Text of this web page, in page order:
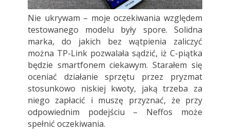
Nie ukrywam – moje oczekiwania względem
testowanego modelu były spore. Solidna
marka, do jakich bez wątpienia zaliczyć
można TP-Link pozwalała sądzić, iż C-piątka
będzie smartfonem ciekawym. Starałem się
oceniać działanie sprzętu przez pryzmat
stosunkowo niskiej kwoty, jaką trzeba za
niego zapłacić i muszę przyznać, że przy
odpowiednim podejściu – Neffos może
spełnić oczekiwania.